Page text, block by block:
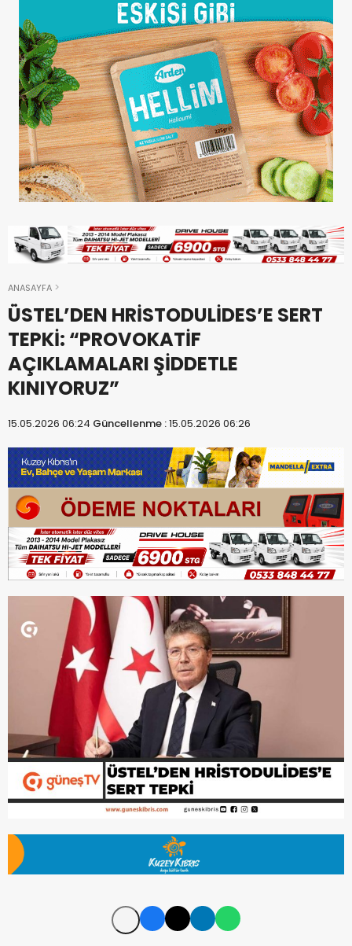
ANASAYFA
ÜSTEL’DEN HRİSTODULİDES’E SERT
TEPKİ: “PROVOKATİF
AÇIKLAMALARI ŞİDDETLE
KINIYORUZ”
15.05.2026 06:24 Güncellenme :15.05.2026 06:26